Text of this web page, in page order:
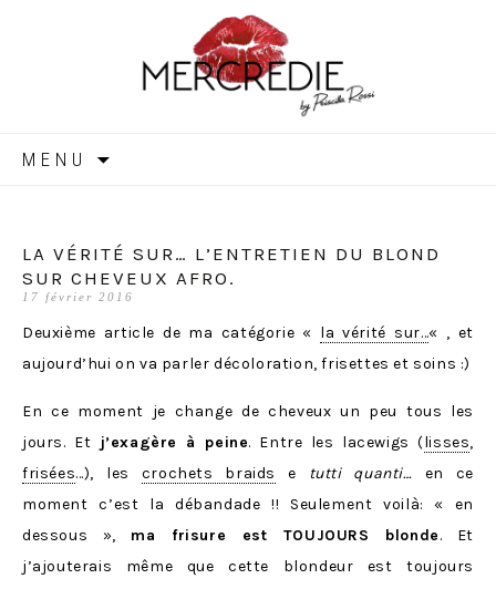
MERCREDIE
MENU
LA VÉRITÉ SUR… L’ENTRETIEN DU BLOND
SUR CHEVEUX AFRO.
17 février 2016
Deuxième article de ma catégorie « la vérité sur…« , et
aujourd’hui on va parler décoloration, frisettes et soins :)
En ce moment je change de cheveux un peu tous les
jours. Et j’exagère à peine. Entre les lacewigs (lisses,
frisées…), les crochets braids e tutti quanti… en ce
moment c’est la débandade !! Seulement voilà: « en
dessous », ma frisure est TOUJOURS blonde. Et
j’ajouterais même que cette blondeur est toujours